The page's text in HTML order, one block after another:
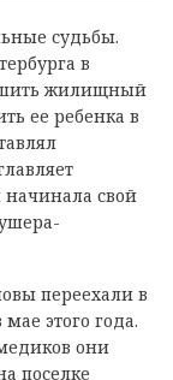
судьбы.
в
жилищный
ее ребенка в
начинала свой
переехали в
этого года.
они
поселке